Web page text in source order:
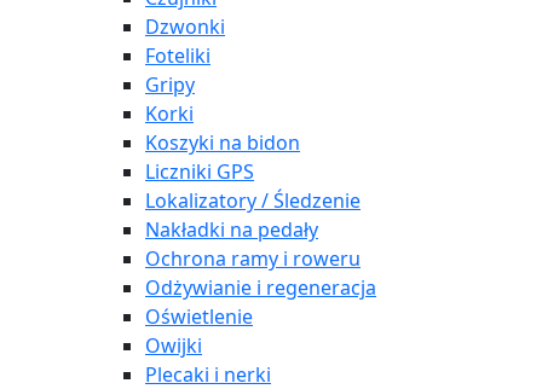
Dzwonki
Foteliki
Gripy
Korki
Koszyki na bidon
Liczniki GPS
Lokalizatory / Śledzenie
Nakładki na pedały
Ochrona ramy i roweru
Odżywianie i regeneracja
Oświetlenie
Owijki
Plecaki i nerki